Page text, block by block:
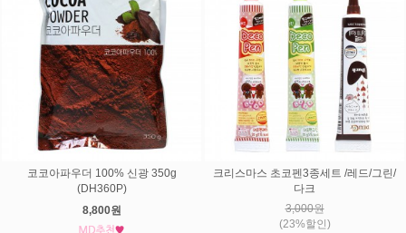
코코아파우더 100% 신광 350g
(DH360P)
8,800원
크리스마스 초코펜3종세트 /레드/그린/
다크
3,000원
(23%할인)